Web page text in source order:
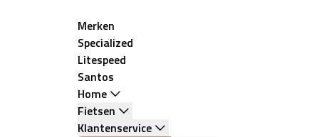
Merken
Specialized
Litespeed
Santos
Home
Fietsen
Klantenservice